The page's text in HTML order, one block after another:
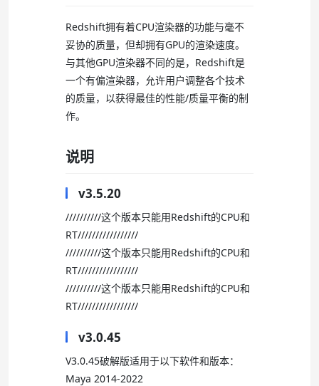
Redshift拥有着CPU渲染器的功能与毫不
妥协的质量，但却拥有GPU的渲染速度。
与其他GPU渲染器不同的是，Redshift是
一个有偏渲染器，允许用户调整各个技术
的质量，以获得最佳的性能/质量平衡的制
作。
说明
v3.5.20
//////////这个版本只能用Redshift的CPU和
RT/////////////////
//////////这个版本只能用Redshift的CPU和
RT/////////////////
//////////这个版本只能用Redshift的CPU和
RT/////////////////
v3.0.45
V3.0.45破解版适用于以下软件和版本：
Maya 2014-2022